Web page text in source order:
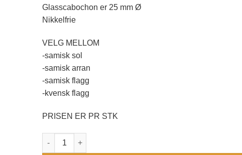
Glasscabochon er 25 mm Ø
Nikkelfrie
VELG MELLOM
-samisk sol
-samisk arran
-samisk flagg
-kvensk flagg
PRISEN ER PR STK
Samisk inspirerte nøkkelringer/ anheng. Ø 25 mm antall